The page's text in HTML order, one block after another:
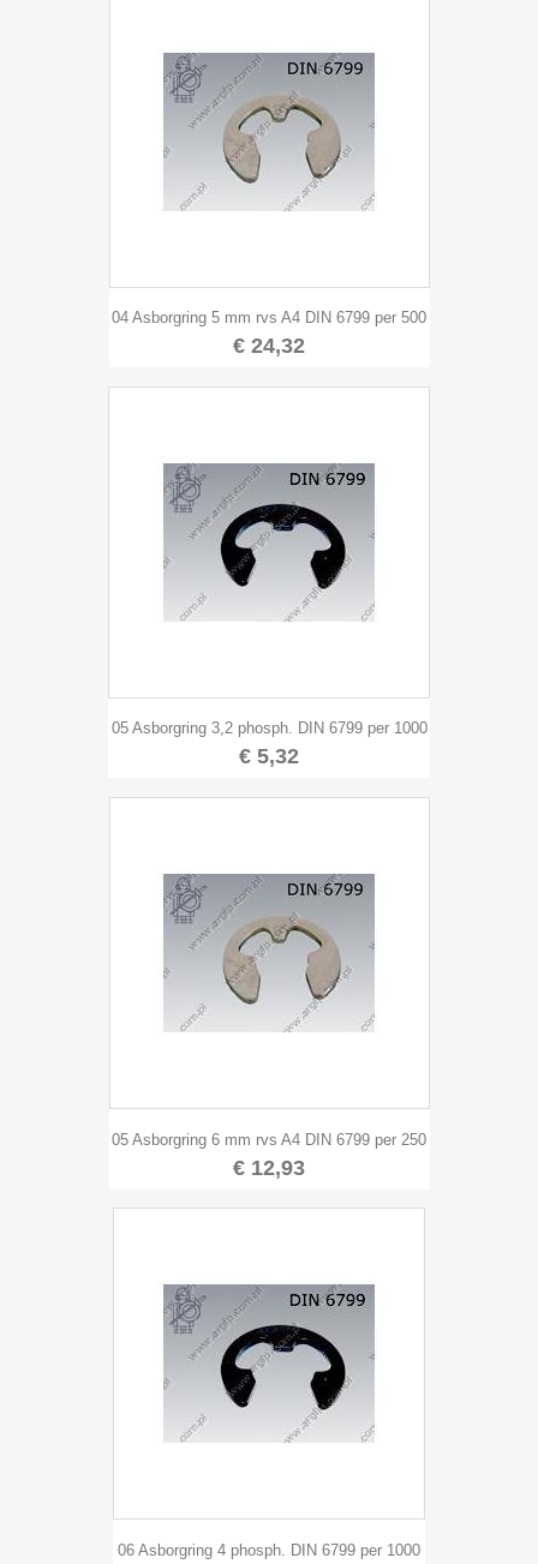
04 Asborgring 5 mm rvs A4 DIN 6799 per 500
€ 24,32
05 Asborgring 3,2 phosph. DIN 6799 per 1000
€ 5,32
05 Asborgring 6 mm rvs A4 DIN 6799 per 250
€ 12,93
06 Asborgring 4 phosph. DIN 6799 per 1000